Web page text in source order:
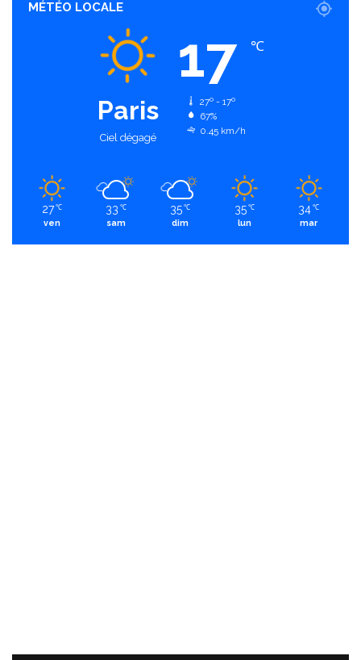
MÉTÉO LOCALE
Paris
Ciel dégagé
17 ℃
27º - 17º
67%
0.45 km/h
27 ℃
ven
33 ℃
sam
35 ℃
dim
35 ℃
lun
34 ℃
mar